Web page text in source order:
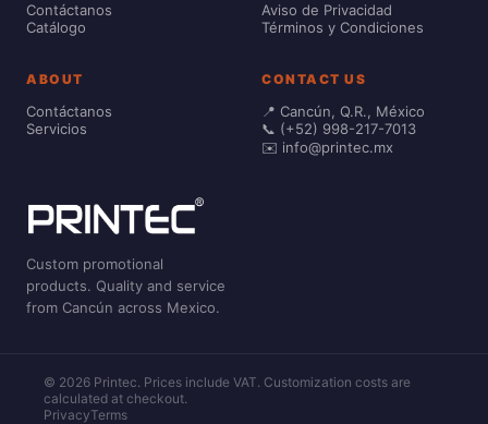
Contáctanos
Catálogo
Aviso de Privacidad
Términos y Condiciones
ABOUT
Contáctanos
Servicios
CONTACT US
📍 Cancún, Q.R., México
📞 (+52) 998-217-7013
✉️ info@printec.mx
Custom promotional
products. Quality and service
from Cancún across Mexico.
© 2026 Printec. Prices include VAT. Customization costs are
calculated at checkout.
PrivacyTerms